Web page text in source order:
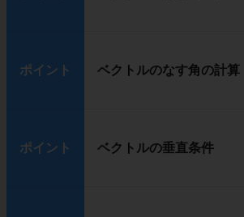
ポイント ベクトルのなす角の計算
ポイント ベクトルの垂直条件